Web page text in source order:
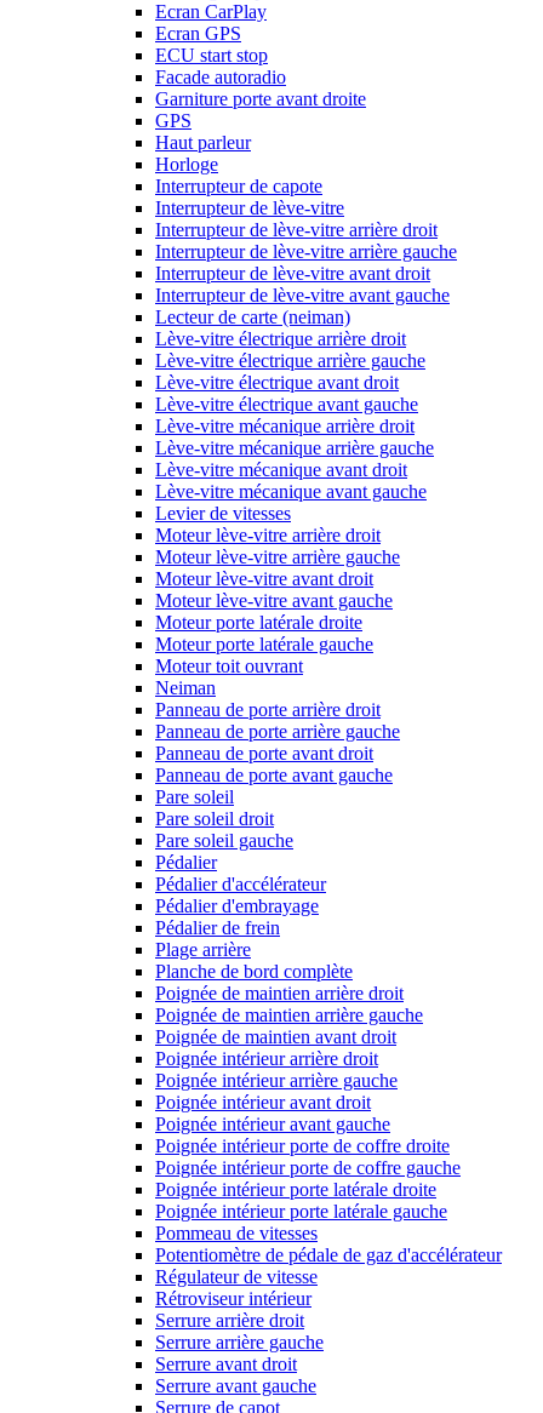
Ecran CarPlay
Ecran GPS
ECU start stop
Facade autoradio
Garniture porte avant droite
GPS
Haut parleur
Horloge
Interrupteur de capote
Interrupteur de lève-vitre
Interrupteur de lève-vitre arrière droit
Interrupteur de lève-vitre arrière gauche
Interrupteur de lève-vitre avant droit
Interrupteur de lève-vitre avant gauche
Lecteur de carte (neiman)
Lève-vitre électrique arrière droit
Lève-vitre électrique arrière gauche
Lève-vitre électrique avant droit
Lève-vitre électrique avant gauche
Lève-vitre mécanique arrière droit
Lève-vitre mécanique arrière gauche
Lève-vitre mécanique avant droit
Lève-vitre mécanique avant gauche
Levier de vitesses
Moteur lève-vitre arrière droit
Moteur lève-vitre arrière gauche
Moteur lève-vitre avant droit
Moteur lève-vitre avant gauche
Moteur porte latérale droite
Moteur porte latérale gauche
Moteur toit ouvrant
Neiman
Panneau de porte arrière droit
Panneau de porte arrière gauche
Panneau de porte avant droit
Panneau de porte avant gauche
Pare soleil
Pare soleil droit
Pare soleil gauche
Pédalier
Pédalier d'accélérateur
Pédalier d'embrayage
Pédalier de frein
Plage arrière
Planche de bord complète
Poignée de maintien arrière droit
Poignée de maintien arrière gauche
Poignée de maintien avant droit
Poignée intérieur arrière droit
Poignée intérieur arrière gauche
Poignée intérieur avant droit
Poignée intérieur avant gauche
Poignée intérieur porte de coffre droite
Poignée intérieur porte de coffre gauche
Poignée intérieur porte latérale droite
Poignée intérieur porte latérale gauche
Pommeau de vitesses
Potentiomètre de pédale de gaz d'accélérateur
Régulateur de vitesse
Rétroviseur intérieur
Serrure arrière droit
Serrure arrière gauche
Serrure avant droit
Serrure avant gauche
Serrure de capot